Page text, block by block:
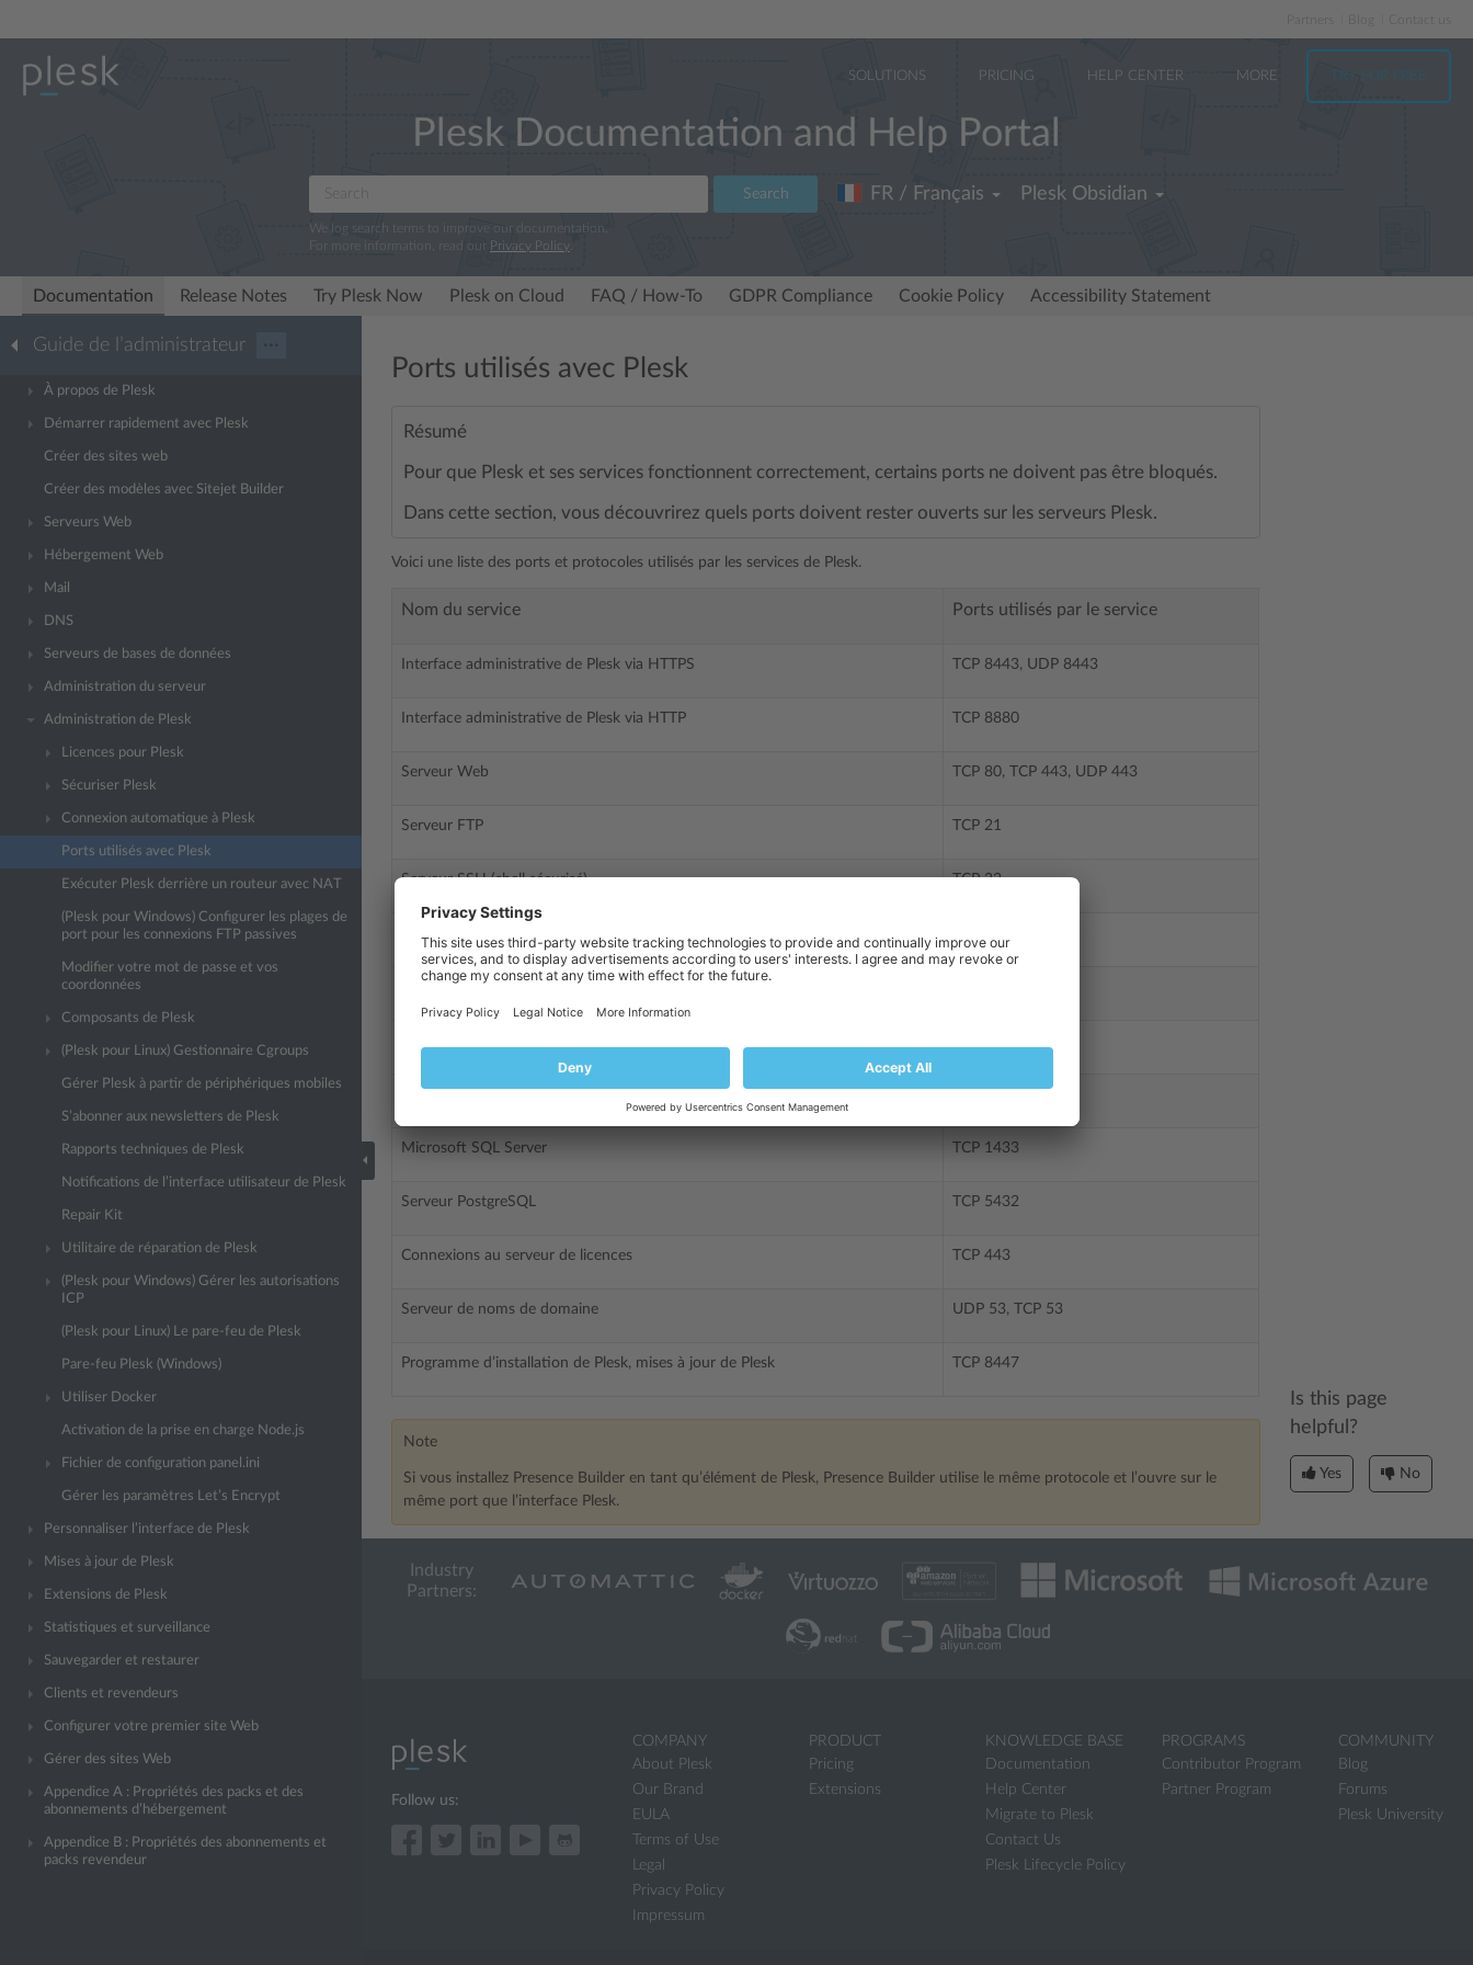
Partners
SOLUTIONS PRICING HELP CENTER MORE TRY FOR FREE
Plesk Documentation and Help Portal
Search
We log search terms to improve our documentation.
For more information, read our Privacy Policy
FR / Français Plesk Obsidian
Documentation Release Notes Try Plesk Now Plesk on Cloud FAQ / How-To GDPR Compliance Cookie Policy Accessibility Statement
Guide de l’administrateur ···
À propos de Plesk
Démarrer rapidement avec Plesk
Créer des sites web
Créer des modèles avec Sitejet Builder
Serveurs Web
Hébergement Web
Mail
DNS
Serveurs de bases de données
Administration du serveur
Administration de Plesk
Licences pour Plesk
Sécuriser Plesk
Connexion automatique à Plesk
Ports utilisés avec Plesk
Exécuter Plesk derrière un routeur avec NAT
(Plesk pour Windows) Configurer les plages de
port pour les connexions FTP passives
Modifier votre mot de passe et vos
coordonnées
Composants de Plesk
(Plesk pour Linux) Gestionnaire Cgroups
Gérer Plesk à partir de périphériques mobiles
S’abonner aux newsletters de Plesk
Rapports techniques de Plesk
Notifications de l’interface utilisateur de Plesk
Repair Kit
Utilitaire de réparation de Plesk
(Plesk pour Windows) Gérer les autorisations
ICP
(Plesk pour Linux) Le pare-feu de Plesk
Pare-feu Plesk (Windows)
Utiliser Docker
Activation de la prise en charge Node.js
Fichier de configuration panel.ini
Gérer les paramètres Let’s Encrypt
Personnaliser l’interface de Plesk
Mises à jour de Plesk
Extensions de Plesk
Statistiques et surveillance
Sauvegarder et restaurer
Clients et revendeurs
Configurer votre premier site Web
Gérer des sites Web
Appendice A : Propriétés des packs et des
abonnements d’hébergement
Appendice B : Propriétés des abonnements et
packs revendeur
Ports utilisés avec Plesk
Résumé
Pour que Plesk et ses services fonctionnent correctement, certains ports ne doivent pas être bloqués.
Dans cette section, vous découvrirez quels ports doivent rester ouverts sur les serveurs Plesk.
Voici une liste des ports et protocoles utilisés par les services de Plesk.
Nom du service Ports utilisés par le service
Interface administrative de Plesk via HTTPS TCP 8443, UDP 8443
Interface administrative de Plesk via HTTP TCP 8880
Serveur Web TCP 80, TCP 443, UDP 443
Serveur FTP TCP 21
Serveur SSH (shell sécurisé) TCP 22
Serveur POP3 (récupération des mails)
Microsoft SQL Server TCP 1433
Serveur PostgreSQL TCP 5432
Connexions au serveur de licences TCP 443
Serveur de noms de domaine UDP 53, TCP 53
Programme d’installation de Plesk, mises à jour de Plesk TCP 8447
Note
Si vous installez Presence Builder en tant qu’élément de Plesk, Presence Builder utilise le même protocole et l’ouvre sur le
même port que l’interface Plesk.
Is this page
helpful?
Yes No
Industry
Partners:
Follow us:
COMPANY
About Plesk
Our Brand
EULA
Terms of Use
Legal
Privacy Policy
Impressum
PRODUCT
Pricing
Extensions
KNOWLEDGE BASE
Documentation
Help Center
Migrate to Plesk
Contact Us
Plesk Lifecycle Policy
PROGRAMS
Contributor Program
Partner Program
COMMUNITY
Blog
Forums
Plesk University